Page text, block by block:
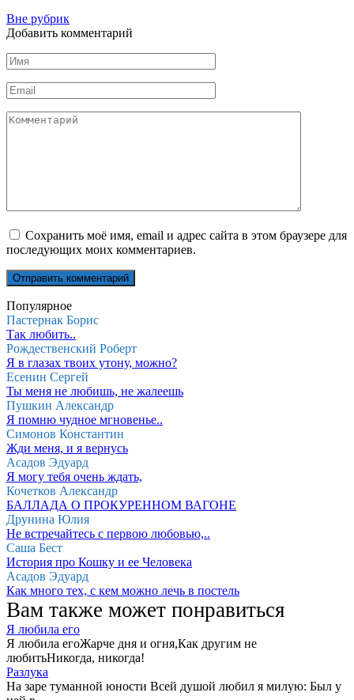
Вне рубрик
Добавить комментарий
Имя
Email
Комментарий
Сохранить моё имя, email и адрес сайта в этом браузере для
последующих моих комментариев.
Популярное
Пастернак Борис
Так любить..
Рождественский Роберт
Я в глазах твоих утону, можно?
Есенин Сергей
Ты меня не любишь, не жалеешь
Пушкин Александр
Я помню чудное мгновенье..
Симонов Константин
Жди меня, и я вернусь
Асадов Эдуард
Я могу тебя очень ждать,
Кочетков Александр
БАЛЛАДА О ПРОКУРЕННОМ ВАГОНЕ
Друнина Юлия
Не встречайтесь с первою любовью,..
Саша Бест
История про Кошку и ее Человека
Асадов Эдуард
Как много тех, с кем можно лечь в постель
Вам также может понравиться
Я любила его
Я любила егоЖарче дня и огня,Как другим не
любитьНикогда, никогда!
Разлука
На заре туманной юности Всей душой любил я милую: Был у